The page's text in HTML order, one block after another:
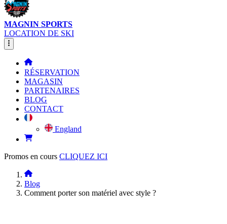
MAGNIN SPORTS
LOCATION DE SKI
RÉSERVATION
MAGASIN
PARTENAIRES
BLOG
CONTACT
England
Promos en cours CLIQUEZ ICI
Blog
Comment porter son matériel avec style ?